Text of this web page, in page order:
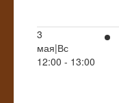
3
мая|Вс
12:00 - 13:00